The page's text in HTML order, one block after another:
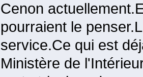
Cenon
pourraient le
service.Ce qui est
Ministère de